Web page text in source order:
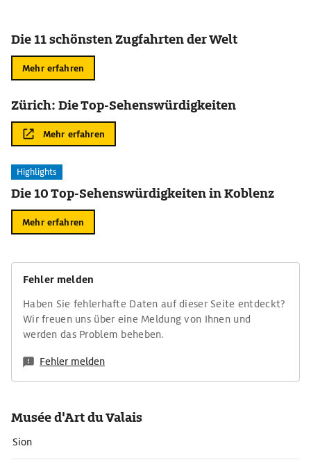
Die 11 schönsten Zugfahrten der Welt
Mehr erfahren
Zürich: Die Top-Sehenswürdigkeiten
Mehr erfahren
Highlights
Die 10 Top-Sehenswürdigkeiten in Koblenz
Mehr erfahren
Fehler melden
Haben Sie fehlerhafte Daten auf dieser Seite entdeckt?
Wir freuen uns über eine Meldung von Ihnen und
werden das Problem beheben.
Fehler melden
Musée d'Art du Valais
Sion